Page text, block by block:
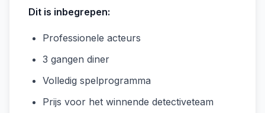
Dit is inbegrepen:
Professionele acteurs
3 gangen diner
Volledig spelprogramma
Prijs voor het winnende detectiveteam